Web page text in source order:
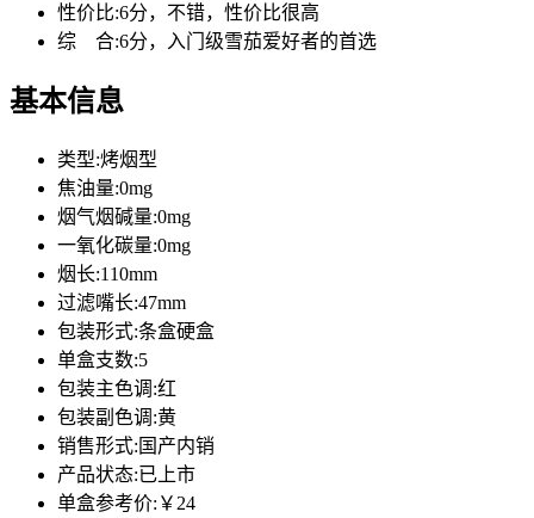
性价比:6分，不错，性价比很高
综 合:6分，入门级雪茄爱好者的首选
基本信息
类型:烤烟型
焦油量:0mg
烟气烟碱量:0mg
一氧化碳量:0mg
烟长:110mm
过滤嘴长:47mm
包装形式:条盒硬盒
单盒支数:5
包装主色调:红
包装副色调:黄
销售形式: 国产内销
产品状态:已上市
单盒参考价: ￥24